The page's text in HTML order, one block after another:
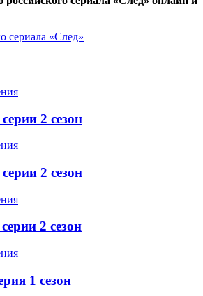
сериала «След»
2 сезон
2 сезон
2 сезон
1 сезон